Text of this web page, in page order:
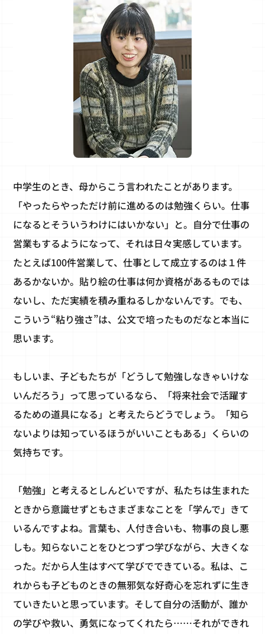
中学生のとき、母からこう言われたことがあります。
「やったらやっただけ前に進めるのは勉強くらい。仕事
になるとそういうわけにはいかない」と。自分で仕事の
営業もするようになって、それは日々実感しています。
たとえば100件営業して、仕事として成立するのは１件
あるかないか。貼り絵の仕事は何か資格があるものでは
ないし、ただ実績を積み重ねるしかないんです。でも、
こういう“粘り強さ”は、公文で培ったものだなと本当に
思います。
もしいま、子どもたちが「どうして勉強しなきゃいけな
いんだろう」って思っているなら、「将来社会で活躍す
るための道具になる」と考えたらどうでしょう。「知ら
ないよりは知っているほうがいいこともある」くらいの
気持ちです。
「勉強」と考えるとしんどいですが、私たちは生まれた
ときから意識せずともさまざまなことを「学んで」きて
いるんですよね。言葉も、人付き合いも、物事の良し悪
しも。知らないことをひとつずつ学びながら、大きくな
った。だから人生はすべて学びでできている。私は、こ
れからも子どものときの無邪気な好奇心を忘れずに生き
ていきたいと思っています。そして自分の活動が、誰か
の学びや救い、勇気になってくれたら……それができれ